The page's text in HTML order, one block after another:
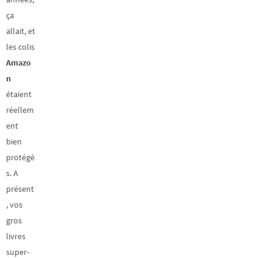
ça
allait, et
les colis
Amazo
n
étaient
réellem
ent
bien
protégé
s. A
présent
, vos
gros
livres
super-